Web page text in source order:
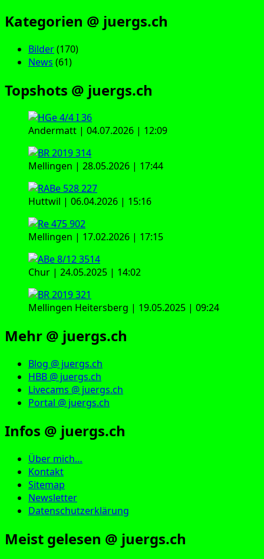
Kategorien @ juergs.ch
Bilder(170)
News (61)
Topshots @ juergs.ch
Andermatt | 04.07.2026 | 12:09
Mellingen | 28.05.2026 | 17:44
Huttwil | 06.04.2026 | 15:16
Mellingen | 17.02.2026 | 17:15
Chur | 24.05.2025 | 14:02
Mellingen Heitersberg | 19.05.2025 | 09:24
Mehr @ juergs.ch
Blog @ juergs.ch
HBB @ juergs.ch
Livecams @ juergs.ch
Portal @ juergs.ch
Infos @ juergs.ch
Über mich…
Kontakt
Sitemap
Newsletter
Datenschutzerklärung
Meist gelesen @ juergs.ch